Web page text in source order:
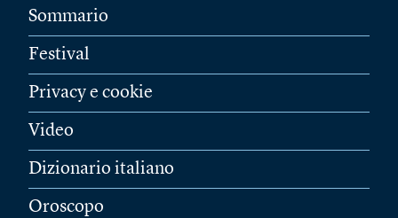
Sommario
Festival
Privacy e cookie
Video
Dizionario italiano
Oroscopo